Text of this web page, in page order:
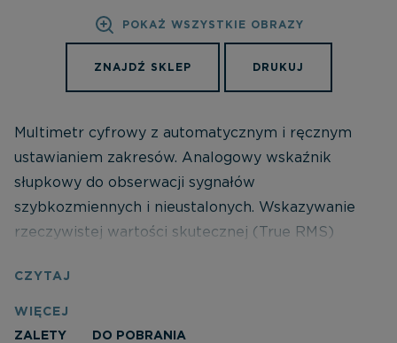
POKAŻ WSZYSTKIE OBRAZY
ZNAJDŹ SKLEP DRUKUJ
Multimetr cyfrowy z automatycznym i ręcznym
ustawianiem zakresów. Analogowy wskaźnik
słupkowy do obserwacji sygnałów
szybkozmiennych i nieustalonych. Wskazywanie
rzeczywistej wartości skutecznej (True RMS)
prądu. Rejestracja wartości maksymalnej i
minimalnej. Można mierzyć napięcie
stałe/przemienne, prąd stały/przemienny,
CZYTAJ
WIĘCEJ
ZALETY
DO POBRANIA